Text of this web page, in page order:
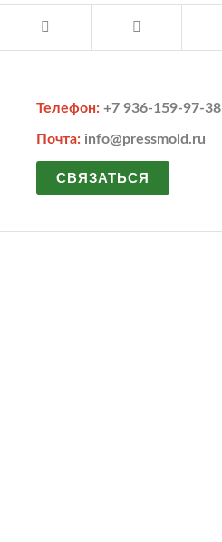
Телефон: +7 936-159-97-38
Почта: info@pressmold.ru
СВЯЗАТЬСЯ